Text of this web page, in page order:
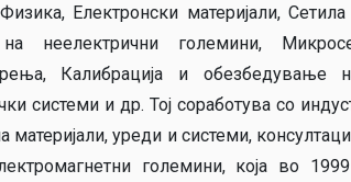
Електронски материјали,
неелектрични големини,
Калибрација и обезбедување
системи и др. Тој соработува со
уреди и системи,
големини, која во